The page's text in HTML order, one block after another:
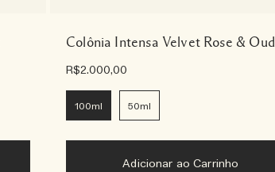
Colônia Intensa Velvet Rose & Oud
R$2.000,00
100ml 50ml
Adicionar ao Carrinho